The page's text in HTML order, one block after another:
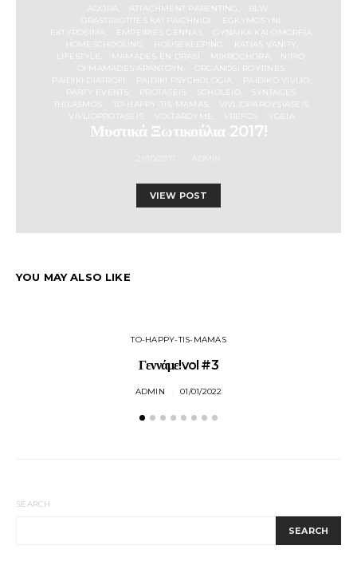
AGORA ATTACHMENT PARENTING
BLW
DRASTIRIOTITES KAI PAICHNIDI
EGKYMOSYNI
EKTYPOSIMA
EMPEIRIES GENNAS
GYNAIKA KAI OMORFIA
HOMESCHOOLING
HOUSEKEEPING
KATIAS VANITY
LIFESTYLE
MAMADES EN DRASI MIKROCHORA
NIPIO
OI MAMADES APANTOYN
ORGANOSI ROYTINES
PAIDIKI DIATROFI
PAIDIKI PSYCHOLOGIA
PAIDIKO VIVLIO
PARTY EVENTS
PROTASEIS
SYNTAGES
THILASMOS
TO-HAPPY-TIS-MAMAS
VIVLIOPAROYSIASEIS
VIVLIOPROTASEIS
VOLTAROYME VREFOS YGEIA
Μυστικά Ξωτικούλια 2017!
VIEW POST
YOU MAY ALSO LIKE
TO-HAPPY-TIS-MAMAS
Γεννάμε!vol #3
ADMIN 01/01/2022
SEARCH
SEARCH